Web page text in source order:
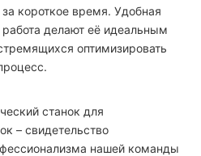
короткое время. Удобная
делают её идеальным
оптимизировать
станок для
– свидетельство
нашей команды